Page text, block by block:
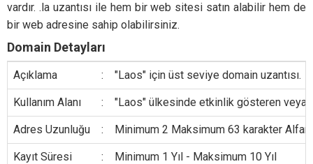
vardır. .la uzantısı ile hem bir web sitesi satın alabilir hem de
bir web adresine sahip olabilirsiniz.
Domain Detayları
Açıklama : "Laos" için üst seviye domain uzantısı.
Kullanım Alanı : "Laos" ülkesinde etkinlik gösteren veya
Adres Uzunluğu : Minimum 2 Maksimum 63 karakter
Kayıt Süresi : Minimum 1 Yıl - Maksimum 10 Yıl